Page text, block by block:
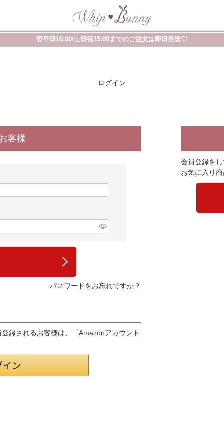
⏰平日16:00/土日祝15:00までのご注文は即日発送♡
ログイン
客様
パスワードをお忘れですか？
録されるお客様は、「Amazonアカウント
会員登録を
お気に入り